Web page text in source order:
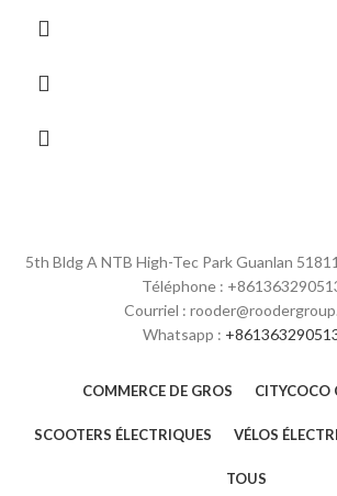
5th Bldg A NTB High-Tec Park Guanlan
Téléphone :
Courriel :
Whatsapp :
COMMERCE DE GROS CITYCOCO
SCOOTERS ÉLECTRIQUES VÉLOS
TOUS